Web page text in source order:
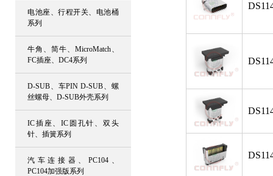
电池座、行程开关、电池桶
系列
牛角、简牛、MicroMatch、
FC插座、DC4系列
D-SUB、车PIN D-SUB、螺
丝螺母、D-SUB外壳系列
IC插座、IC圆孔针、双头
针、插簧系列
汽车连接器、PC104、
PC104加强版系列